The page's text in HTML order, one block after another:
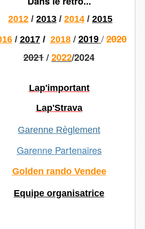
2012 / 2013 / 2014 / 2015
/ 2017/ 2018 / 2019 /2020
2021/2022/2024
Lap'important
Lap'Strava
Garenne Règlement
Garenne Partenaires
Golden rando Vendee
Equipe organisatrice